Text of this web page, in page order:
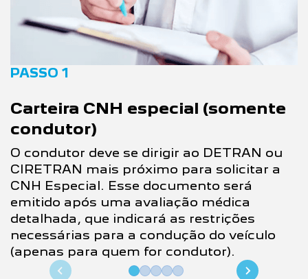
PASSO 1
Carteira CNH especial (somente
condutor)
O condutor deve se dirigir ao DETRAN ou
CIRETRAN mais próximo para solicitar a
CNH Especial. Esse documento será
emitido após uma avaliação médica
detalhada, que indicará as restrições
necessárias para a condução do veículo
(apenas para quem for condutor).